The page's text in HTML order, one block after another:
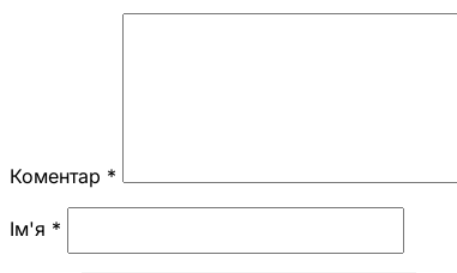
Коментар *
Ім'я *